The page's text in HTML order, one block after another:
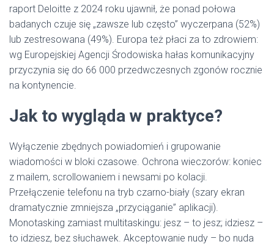
raport Deloitte z 2024 roku ujawnił, że ponad połowa
badanych czuje się „zawsze lub często” wyczerpana (52%)
lub zestresowana (49%). Europa też płaci za to zdrowiem:
wg Europejskiej Agencji Środowiska hałas komunikacyjny
przyczynia się do 66 000 przedwczesnych zgonów rocznie
na kontynencie.
Jak to wygląda w praktyce?
Wyłączenie zbędnych powiadomień i grupowanie
wiadomości w bloki czasowe. Ochrona wieczorów: koniec
z mailem, scrollowaniem i newsami po kolacji.
Przełączenie telefonu na tryb czarno-biały (szary ekran
dramatycznie zmniejsza „przyciąganie” aplikacji).
Monotasking zamiast multitaskingu: jesz – to jesz; idziesz –
to idziesz, bez słuchawek. Akceptowanie nudy – bo nuda